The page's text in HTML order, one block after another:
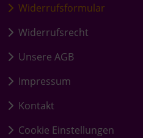
Widerrufsformular
Widerrufsrecht
Unsere AGB
Impressum
Kontakt
Cookie Einstellungen